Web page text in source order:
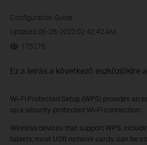
Configuration Guide
Updated 06-28-2022 02:42:42 AM
175275
Ez a leírás a következő eszköz(ök)re
Wi-Fi Protected Setup (WPS) provides an
up a security-protected Wi-Fi connection.
Wireless devices that support WPS,
tablets, most USB network cards, can be